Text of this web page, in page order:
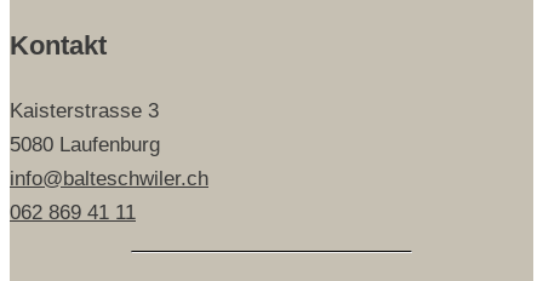
Kontakt
Kaisterstrasse 3
5080 Laufenburg
info@balteschwiler.ch
062 869 41 11